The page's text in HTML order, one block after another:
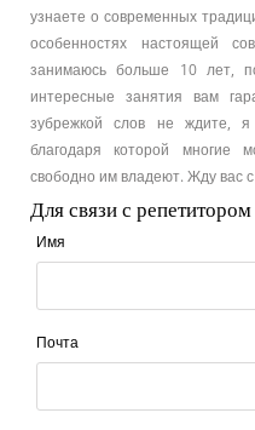
узнаете о современных
особенностях настоящей
занимаюсь больше 10 лет,
интересные занятия вам
зубрежкой слов не ждите, я
благодаря которой многие
свободно им владеют. Жду вас
Для связи с
Имя
Почта